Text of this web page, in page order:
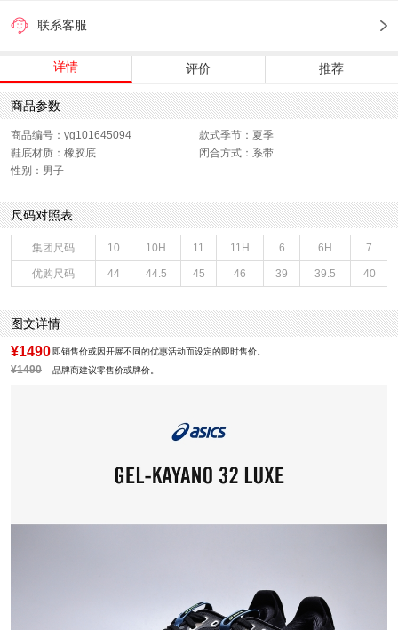
联系客服
详情 评价 推荐
商品参数
商品编号：yg101645094
款式季节：夏季
鞋底材质：橡胶底
闭合方式：系带
性别：男子
尺码对照表
集团尺码 10 10H 11 11H 6 6H 7
优购尺码 44 44.5 45 46 39 39.5 40
图文详情
¥1490 即销售价或因开展不同的优惠活动而设定的即时售价。
¥1490 品牌商建议零售价或牌价。